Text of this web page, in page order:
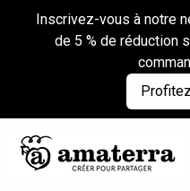
Inscrivez-vous à notre
de 5 % de réduction